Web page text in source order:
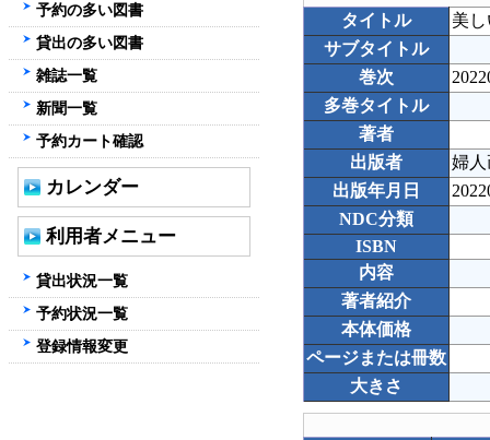
タイトル
美
サブタイトル
巻次
多巻タイトル
著者
出版者
婦
出版年月日
NDC分類
ISBN
内容
著者紹介
本体価格
ページまたは冊数
大きさ
予約の多い図書
貸出の多い図書
雑誌一覧
新聞一覧
予約カート確認
カレンダー
利用者メニュー
貸出状況一覧
予約状況一覧
登録情報変更